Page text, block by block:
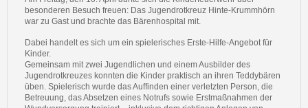
besonderen Besuch freuen: Das Jugendrotkreuz Hinte-Krummhörn
war zu Gast und brachte das Bärenhospital mit.
Dabei handelt es sich um ein spielerisches Erste-Hilfe-Angebot für
Kinder.
Gemeinsam mit zwei Jugendlichen und einem Ausbilder des
Jugendrotkreuzes konnten die Kinder praktisch an ihren Teddybären
üben. Spielerisch wurde das Auffinden einer verletzten Person, die
Betreuung, das Absetzen eines Notrufs sowie Erstmaßnahmen der